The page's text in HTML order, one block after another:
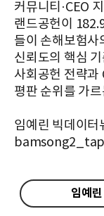
커뮤니티·CEO
랜드공헌이
들이 손해보험사
신뢰도의 핵심
사회공헌 전략과
평판 순위를 가
임예린 빅데이터
임예